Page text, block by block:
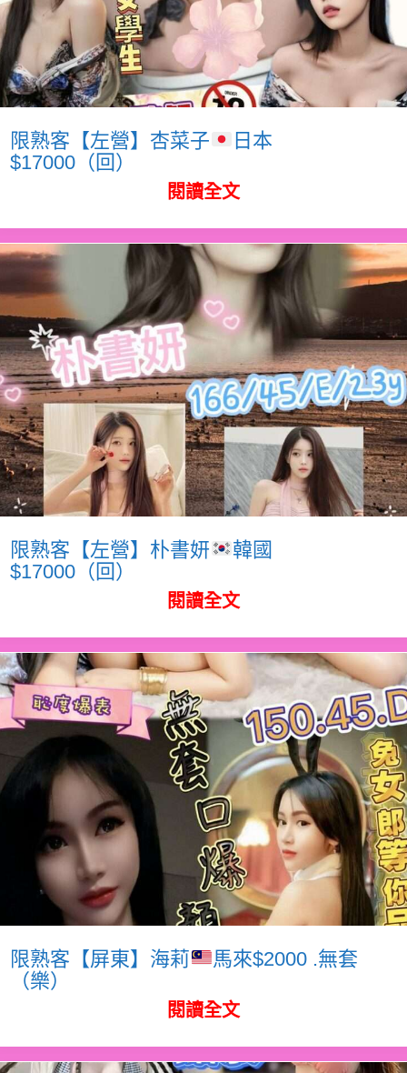
限熟客【左營】杏菜子
日本
$17000（回）
閱讀全文
限熟客【左營】朴書妍
韓國
$17000（回）
閱讀全文
限熟客【屏東】海莉
馬來$2000 .無套
（樂）
閱讀全文